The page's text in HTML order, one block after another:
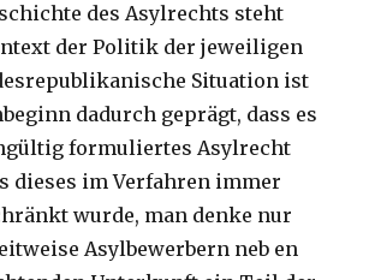
des Asylrechts steht
der Politik der jeweiligen
Situation ist
dadurch geprägt, dass es
formuliertes Asylrecht
dieses im Verfahren immer
wurde, man denke nur
Asylbewerbern neb en